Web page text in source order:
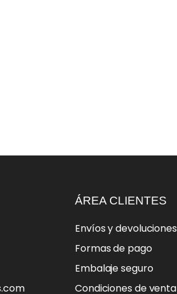
ÁREA CLIENTES
Envíos y devoluciones
Formas de pago
Embalaje seguro
Condiciones de venta